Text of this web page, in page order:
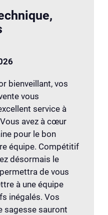
bienveillant, vos
vous
service à
avez à cœur
pour le bon
équipe. Compétitif
désormais le
de vous
à une équipe
inégalés. Vos
sagesse sauront